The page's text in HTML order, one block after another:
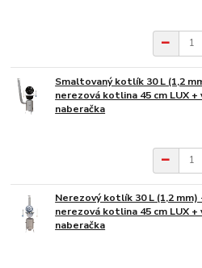
Smaltovaný kotlík 30 L (1,2
nerezová kotlina 45 cm LUX +
naberačka
Nerezový kotlík 30 L (1,2 mm)
nerezová kotlina 45 cm LUX +
naberačka